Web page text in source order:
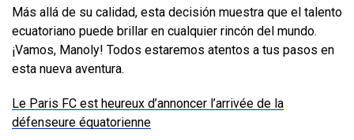
Más allá de su calidad, esta decisión muestra que el talento
ecuatoriano puede brillar en cualquier rincón del mundo.
¡Vamos, Manoly! Todos estaremos atentos a tus pasos en
esta nueva aventura.
Le Paris FC est heureux d’annoncer l’arrivée de la
défenseure équatorienne